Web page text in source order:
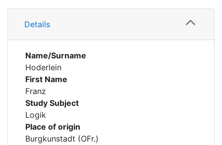
Details
Details
Name/Surname
Hoderlein
First Name
Franz
Study Subject
Logik
Place of origin
Burgkunstadt (OFr.)